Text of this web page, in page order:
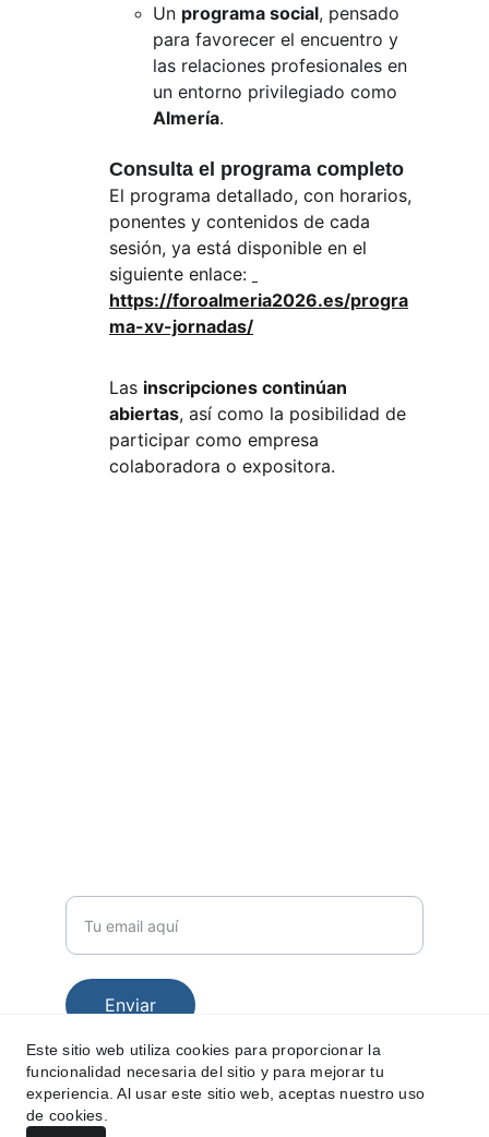
Un programa social, pensado
para favorecer el encuentro y
las relaciones profesionales en
un entorno privilegiado como
Almería.
Consulta el programa completo
El programa detallado, con horarios,
ponentes y contenidos de cada
sesión, ya está disponible en el
siguiente enlace:
https://foroalmeria2026.es/progra
ma-xv-jornadas/
Las inscripciones continúan
abiertas, así como la posibilidad de
participar como empresa
colaboradora o expositora.
Enviar
Este sitio web utiliza cookies para proporcionar la
funcionalidad necesaria del sitio y para mejorar tu
experiencia. Al usar este sitio web, aceptas nuestro uso
de cookies.